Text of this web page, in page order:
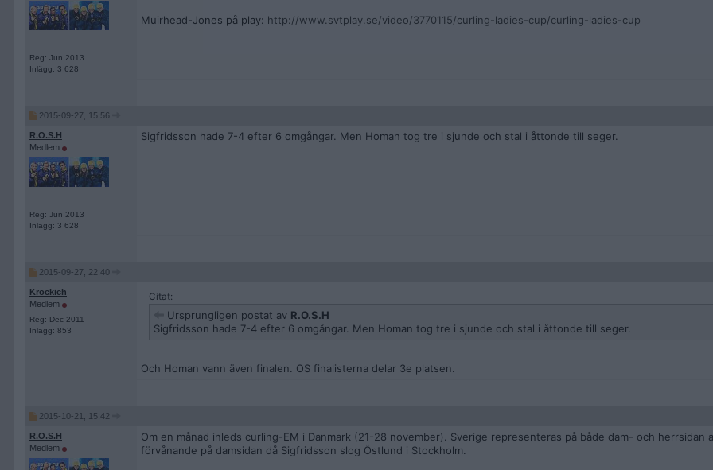
Reg: Jun 2013
Inlägg: 3 628
Muirhead-Jones på play: http://www.svtplay.se/video/3770115/curling-ladies-cup/curling-ladies-cup
2015-09-27, 15:56
R.O.S.H
Medlem
Reg: Jun 2013
Inlägg: 3 628
Sigfridsson hade 7-4 efter 6 omgångar. Men Homan tog tre i sjunde och stal i åttonde till seger.
2015-09-27, 22:40
Krockich
Medlem
Reg: Dec 2011
Inlägg: 853
Citat:
Ursprungligen postat av R.O.S.H
Sigfridsson hade 7-4 efter 6 omgångar. Men Homan tog tre i sjunde och stal i åttonde till seger.
Och Homan vann även finalen. OS finalisterna delar 3e platsen.
2015-10-21, 15:42
R.O.S.H
Medlem
Om en månad inleds curling-EM i Danmark (21-28 november). Sverige representeras på både dam- och herrsidan
förvånande på damsidan då Sigfridsson slog Östlund i Stockholm.